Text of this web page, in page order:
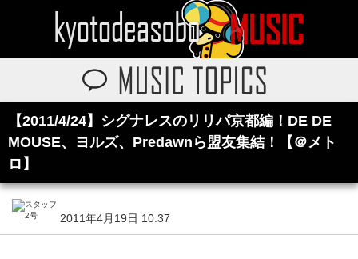
【2011/4/24】シグナレスのリリパ京都編！DE DE
MOUSE、ヨルズ、Predawnら盟友集結！【＠メト
ロ】
2011年4月19日 10:37